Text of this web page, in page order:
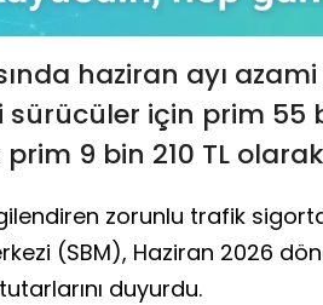
haziran ayı
için prim 55
9 bin 210 TL
zorunlu trafik
(SBM), Haziran 2026
duyurdu.